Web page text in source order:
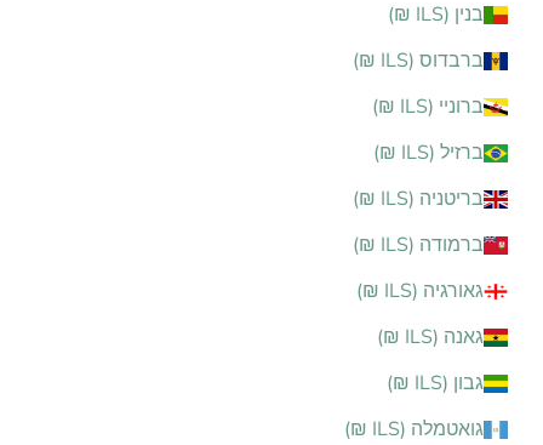
בנין (ILS ₪)
ברבדוס (ILS ₪)
ברוניי (ILS ₪)
ברזיל (ILS ₪)
בריטניה (ILS ₪)
ברמודה (ILS ₪)
גאורגיה (ILS ₪)
גאנה (ILS ₪)
גבון (ILS ₪)
גואטמלה (ILS ₪)